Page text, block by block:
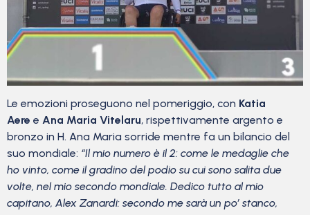
Le emozioni proseguono nel pomeriggio, con Katia
Aere e Ana Maria Vitelaru, rispettivamente argento e
bronzo in H. Ana Maria sorride mentre fa un bilancio del
suo mondiale: “Il mio numero è il 2: come le medaglie che
ho vinto, come il gradino del podio su cui sono salita due
volte, nel mio secondo mondiale. Dedico tutto al mio
capitano, Alex Zanardi: secondo me sarà un po’ stanco,